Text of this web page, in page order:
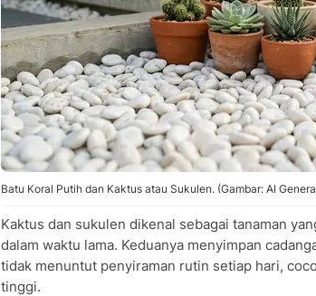
Batu Koral Putih dan Kaktus atau Sukulen. (Gambar: AI
Kaktus dan sukulen dikenal sebagai tanaman
dalam waktu lama. Keduanya menyimpan
tidak menuntut penyiraman rutin setiap hari,
tinggi.